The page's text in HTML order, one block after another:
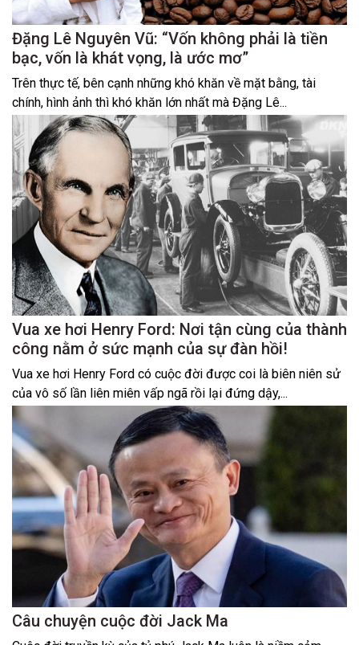
Đặng Lê Nguyên Vũ: “Vốn không phải là tiền
bạc, vốn là khát vọng, là ước mơ”
Trên thực tế, bên cạnh những khó khăn về mặt bằng, tài
chính, hình ảnh thì khó khăn lớn nhất mà Đặng Lê...
Vua xe hơi Henry Ford: Nơi tận cùng của thành
công nằm ở sức mạnh của sự đàn hồi!
Vua xe hơi Henry Ford có cuộc đời được coi là biên niên sử
của vô số lần liên miên vấp ngã rồi lại đứng dậy,...
Câu chuyện cuộc đời Jack Ma